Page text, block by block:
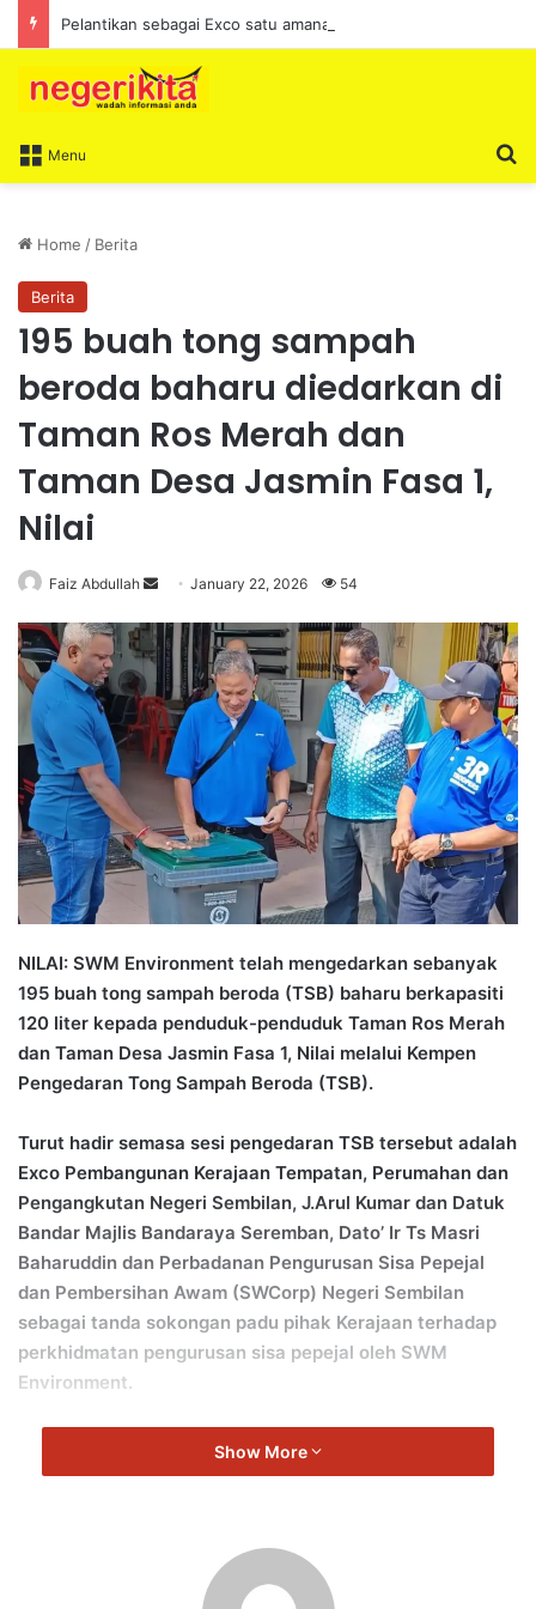
Menu
Home / Berita
Berita
195 buah tong sampah
beroda baharu diedarkan di
Taman Ros Merah dan
Taman Desa Jasmin Fasa 1,
Nilai
Faiz Abdullah
a
n
e
m
i
l
January 22, 2026 54
NILAI: SWM Environment telah mengedarkan sebanyak
195 buah tong sampah beroda (TSB) baharu berkapasiti
120 liter kepada penduduk-penduduk Taman Ros Merah
dan Taman Desa Jasmin Fasa 1, Nilai melalui Kempen
Pengedaran Tong Sampah Beroda (TSB).
Turut hadir semasa sesi pengedaran TSB tersebut adalah
Exco Pembangunan Kerajaan Tempatan, Perumahan dan
Pengangkutan Negeri Sembilan, J.Arul Kumar dan Datuk
Bandar Majlis Bandaraya Seremban, Dato’ Ir Ts Masri
Baharuddin dan Perbadanan Pengurusan Sisa Pepejal
dan Pembersihan Awam (SWCorp) Negeri Sembilan
sebagai tanda sokongan padu pihak Kerajaan terhadap
perkhidmatan pengurusan sisa pepejal oleh SWM
Environment.
Kempen ini bertujuan menggantikan TSB yang telah rosak
dan memastikan penduduk mendapat perkhidmatan
Menurut Pengurus Besar Korporat SWM Environment,
Show More